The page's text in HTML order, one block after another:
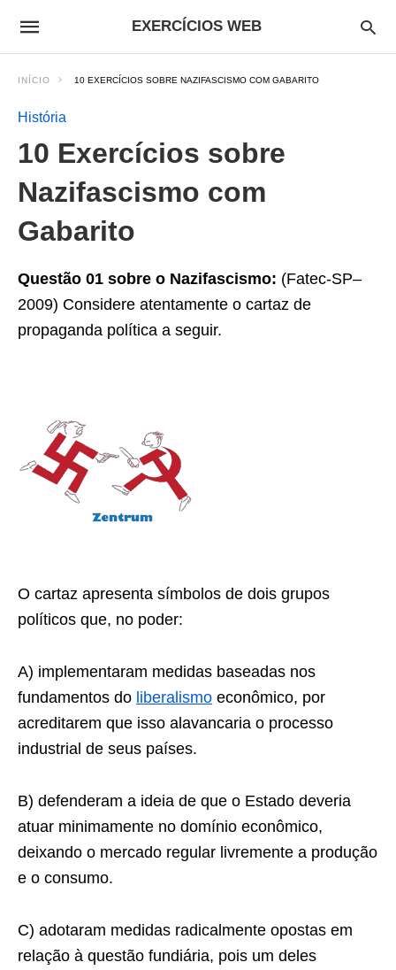
EXERCÍCIOS WEB
INÍCIO 10 EXERCÍCIOS SOBRE NAZIFASCISMO COM GABARITO
História
10 Exercícios sobre
Nazifascismo com
Gabarito
Questão 01 sobre o Nazifascismo: (Fatec-SP–
2009) Considere atentamente o cartaz de
propaganda política a seguir.
O cartaz apresenta símbolos de dois grupos
políticos que, no poder:
A) implementaram medidas baseadas nos
fundamentos do liberalismo econômico, por
acreditarem que isso alavancaria o processo
industrial de seus países.
B) defenderam a ideia de que o Estado deveria
atuar minimamente no domínio econômico,
deixando o mercado regular livremente a produção
e o consumo.
C) adotaram medidas radicalmente opostas em
relação à questão fundiária, pois um deles